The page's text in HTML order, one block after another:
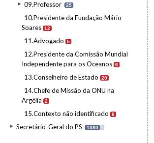
09.Professor 25
10.Presidente da Fundação Mário
Soares 12
11.Advogado 5
12.Presidente da Comissão Mundial
Independente para os Oceanos 6
13.Conselheiro de Estado 20
14.Chefe de Missão da ONU na
Argélia
2
15.Contexto não identificado 6
Secretário-Geral do PS 1380 I